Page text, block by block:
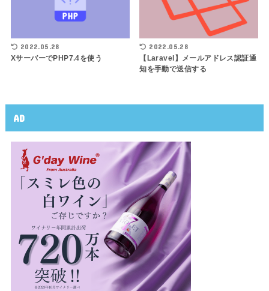
2022.05.28
XサーバーでPHP7.4を使う
2022.05.28
【Laravel】メールアドレス認証通
知を手動で送信する
AD